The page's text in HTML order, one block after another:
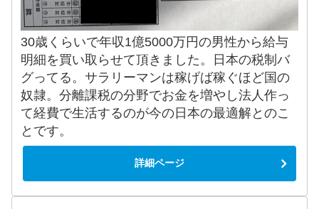
30歳くらいで年収1億5000万円の男性から給与
明細を買い取らせて頂きました。日本の税制バ
グってる。サラリーマンは稼げば稼ぐほど国の
奴隷。分離課税の分野でお金を増やし法人作っ
て経費で生活するのが今の日本の最適解とのこ
とです。
詳細ページ